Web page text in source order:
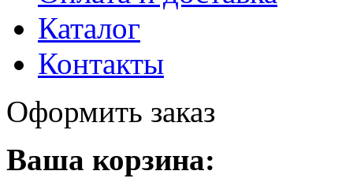
Каталог
Контакты
Оформить заказ
Ваша корзина: